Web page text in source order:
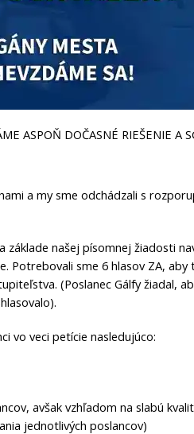
ASPOŇ DOČASNÉ RIEŠENIE A
a my sme odchádzali s
našej písomnej žiadosti
Potrebovali sme 6 hlasov ZA, aby
(Poslanec Gálfy žiadal,
vo veci petície nasledujúco:
avšak vzhľadom na slabú
jednotlivých poslancov)